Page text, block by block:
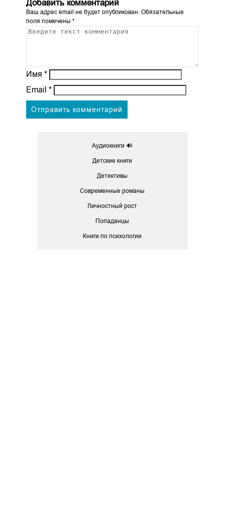
Добавить комментарий
Ваш адрес email не будет опубликован.Обязательные
поля помечены *
Имя *
Email *
Аудиокниги 🔊
Детские книги
Детективы
Современные романы
Личностный рост
Попаданцы
Книги по психологии